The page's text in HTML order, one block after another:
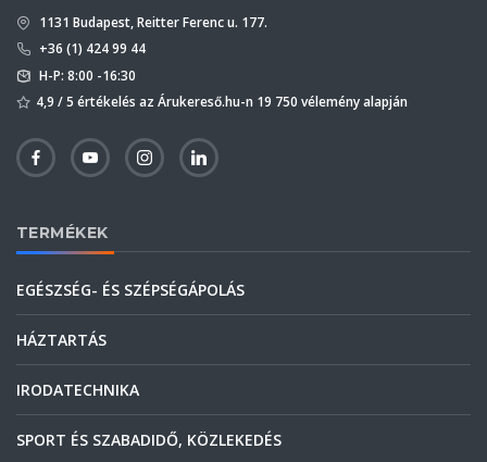
1131 Budapest, Reitter Ferenc u. 177.
+36 (1) 424 99 44
H-P: 8:00 -16:30
4,9 / 5 értékelés az Árukereső.hu-n 19 750 vélemény alapján
TERMÉKEK
EGÉSZSÉG- ÉS SZÉPSÉGÁPOLÁS
HÁZTARTÁS
IRODATECHNIKA
SPORT ÉS SZABADIDŐ, KÖZLEKEDÉS